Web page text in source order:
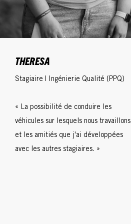
THERESA
Stagiaire | Ingénierie Qualité (PPQ)
« La possibilité de conduire les
véhicules sur lesquels nous travaillons
et les amitiés que j'ai développées
avec les autres stagiaires. »